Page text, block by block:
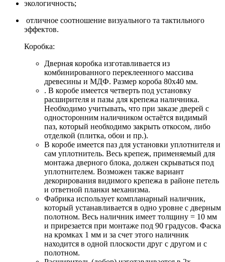
экологичность;
отличное соотношение визуального та тактильного
эффектов.
Коробка:
Дверная коробка изготавливается из
комбинированного переклеенного массива
древесины и МДФ. Размер короба 80х40 мм.
. В коробе имеется четверть под установку
расширителя и пазы для крепежа наличника.
Необходимо учитывать, что при заказе дверей с
односторонним наличником остаётся видимый
паз, который необходимо закрыть откосом, либо
отделкой (плитка, обои и пр.).
В коробе имеется паз для установки уплотнителя и
сам уплотнитель. Весь крепеж, применяемый для
монтажа дверного блока, должен скрываться под
уплотнителем. Возможен также вариант
декорирования видимого крепежа в районе петель
и ответной планки механизма.
Фабрика использует компланарный наличник,
который устанавливается в одно уровне с дверным
полотном. Весь наличник имеет толщину = 10 мм
и прирезается при монтаже под 90 градусов. Фаска
на кромках 1 мм и за счет этого наличник
находится в одной плоскости друг с другом и с
полотном.